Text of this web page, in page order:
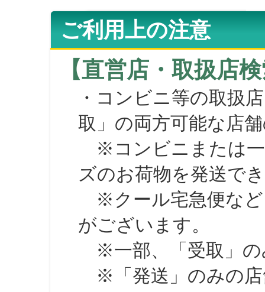
ご利用上の注意
【直営店・取扱店
・コンビニ等の取扱
取」の両方可能な店
※コンビニまたは一
ズのお荷物を発送で
※クール宅急便など
がございます。
※一部、「受取」の
※「発送」のみの店